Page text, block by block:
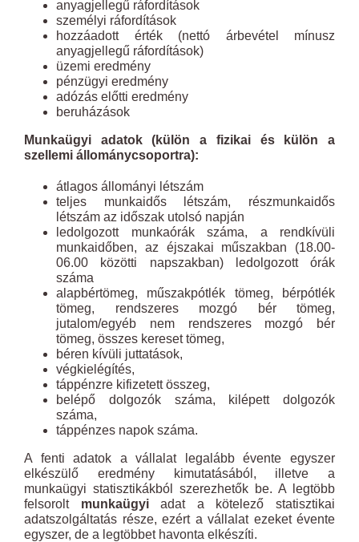
anyagjellegű ráfordítások
személyi ráfordítások
hozzáadott érték (nettó árbevétel mínusz
anyagjellegű ráfordítások)
üzemi eredmény
pénzügyi eredmény
adózás előtti eredmény
beruházások
Munkaügyi adatok (külön a fizikai és külön a
szellemi állománycsoportra):
átlagos állományi létszám
teljes munkaidős létszám, részmunkaidős
létszám az időszak utolsó napján
ledolgozott munkaórák száma, a rendkívüli
munkaidőben, az éjszakai műszakban (18.00-
06.00 közötti napszakban) ledolgozott órák
száma
alapbértömeg, műszakpótlék tömeg, bérpótlék
tömeg, rendszeres mozgó bér tömeg,
jutalom/egyéb nem rendszeres mozgó bér
tömeg, összes kereset tömeg,
béren kívüli juttatások,
végkielégítés,
táppénzre kifizetett összeg,
belépő dolgozók száma, kilépett dolgozók
száma,
táppénzes napok száma.
A fenti adatok a vállalat legalább évente egyszer
elkészülő eredmény kimutatásából, illetve a
munkaügyi statisztikákból szerezhetők be. A legtöbb
felsorolt munkaügyiadat a kötelező statisztikai
adatszolgáltatás része, ezért a vállalat ezeket évente
egyszer, de a legtöbbet havonta elkészíti.